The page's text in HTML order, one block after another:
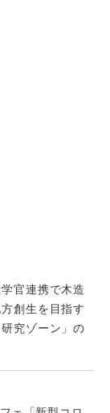
官連携で木造
創生を目指す
究ゾーン」の